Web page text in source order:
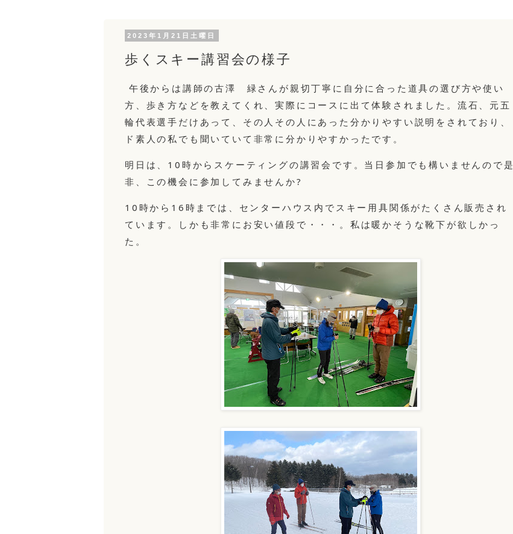
2023年1月21日土曜日
歩くスキー講習会の様子
午後からは講師の古澤 緑さんが親切丁寧に自分に合った道具の選び方や使い
方、歩き方などを教えてくれ、実際にコースに出て体験されました。流石、元五
輪代表選手だけあって、その人その人にあった分かりやすい説明をされており、
ド素人の私でも聞いていて非常に分かりやすかったです。
明日は、10時からスケーティングの講習会です。当日参加でも構いませんので是
非、この機会に参加してみませんか?
10時から16時までは、センターハウス内でスキー用具関係がたくさん販売され
ています。しかも非常にお安い値段で・・・。私は暖かそうな靴下が欲しかっ
た。